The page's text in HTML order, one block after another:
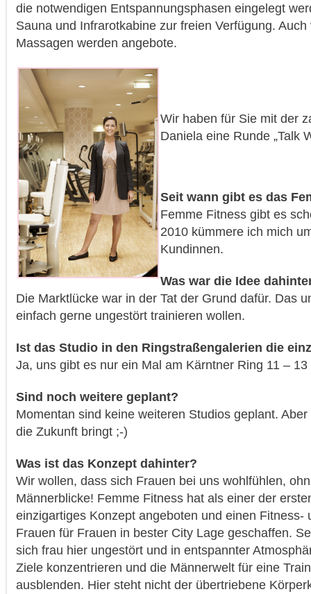
die notwendigen Entspannungsphasen eingelegt
Sauna und Infrarotkabine zur freien Verfügung.
Massagen werden angebote.
Wir haben für Sie mit der
Daniela eine Runde „Talk
Seit wann gibt es das
Femme Fitness gibt es
2010 kümmere ich mich
Kundinnen.
Was war die Idee
Die Marktlücke war in der Tat der Grund dafür. Das
einfach gerne ungestört trainieren wollen.
Ist das Studio in den Ringstraßengalerien die
Ja, uns gibt es nur ein Mal am Kärntner Ring 11 –
Sind noch weitere geplant?
Momentan sind keine weiteren Studios geplant.
die Zukunft bringt ;-)
Was ist das Konzept dahinter?
Wir wollen, dass sich Frauen bei uns wohlfühlen,
Männerblicke! Femme Fitness hat als einer der
einzigartiges Konzept angeboten und einen Fitness-
Frauen für Frauen in bester City Lage geschaffen.
sich frau hier ungestört und in entspannter
Ziele konzentrieren und die Männerwelt für eine
ausblenden. Hier steht nicht der übertriebene